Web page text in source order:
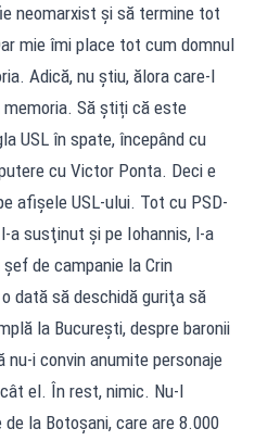
neomarxist și să termine tot
mie îmi place tot cum domnul
Adică, nu știu, ălora care-l
memoria. Să știți că este
USL în spate, începând cu
cu Victor Ponta. Deci e
afişele USL-ului. Tot cu PSD-
a susţinut şi pe Iohannis, l-a
de campanie la Crin
dată să deschidă guriţa să
la Bucureşti, despre baronii
nu-i convin anumite personaje
el. În rest, nimic. Nu-l
la Botoșani, care are 8.000